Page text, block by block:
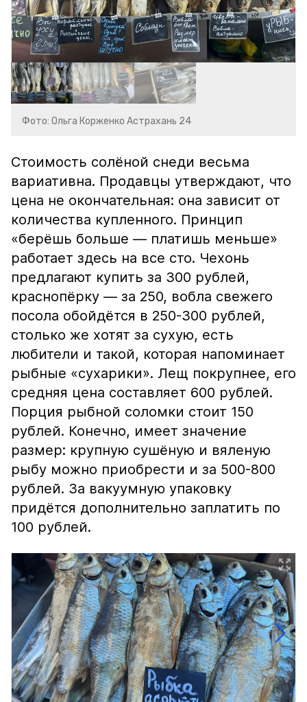
Фото: Ольга Корженко Астрахань 24
Стоимость солёной снеди весьма
вариативна. Продавцы утверждают, что
цена не окончательная: она зависит от
количества купленного. Принцип
«берёшь больше — платишь меньше»
работает здесь на все сто. Чехонь
предлагают купить за 300 рублей,
краснопёрку — за 250, вобла свежего
посола обойдётся в 250-300 рублей,
столько же хотят за сухую, есть
любители и такой, которая напоминает
рыбные «сухарики». Лещ покрупнее, его
средняя цена составляет 600 рублей.
Порция рыбной соломки стоит 150
рублей. Конечно, имеет значение
размер: крупную сушёную и вяленую
рыбу можно приобрести и за 500-800
рублей. За вакуумную упаковку
придётся дополнительно заплатить по
100 рублей.